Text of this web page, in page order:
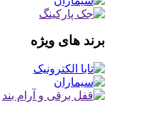
برند های ویژه